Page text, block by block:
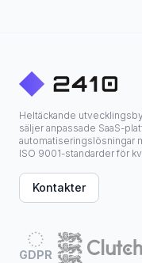
Heltäckande
säljer anpassade SaaS-
automatiseringslösningar
ISO 9001-standarder för
Kontakter
GDPR